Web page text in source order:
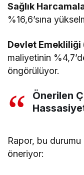
Sağlık
%16,6’sına
Devlet Emekliliği
maliyetinin
öngörülüyor.
Önerilen
Rapor, bu
öneriyor: